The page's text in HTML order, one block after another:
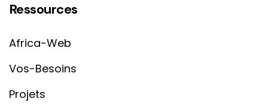
Ressources
Africa-Web
Vos-Besoins
Projets